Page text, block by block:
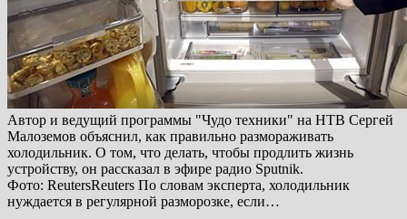
Автор и ведущий программы "Чудо техники" на НТВ Сергей
Малоземов объяснил, как правильно размораживать
холодильник. О том, что делать, чтобы продлить жизнь
устройству, он рассказал в эфире радио Sputnik.
Фото: ReutersReuters По словам эксперта, холодильник
нуждается в регулярной разморозке, если…